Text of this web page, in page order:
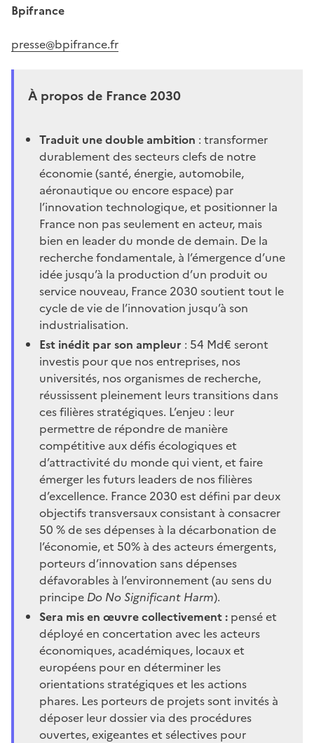
Bpifrance
presse@bpifrance.fr
À propos de France 2030
Traduit une double ambition : transformer
durablement des secteurs clefs de notre
économie (santé, énergie, automobile,
aéronautique ou encore espace) par
l’innovation technologique, et positionner la
France non pas seulement en acteur, mais
bien en leader du monde de demain. De la
recherche fondamentale, à l’émergence d’une
idée jusqu’à la production d’un produit ou
service nouveau, France 2030 soutient tout le
cycle de vie de l’innovation jusqu’à son
industrialisation.
Est inédit par son ampleur : 54 Md€ seront
investis pour que nos entreprises, nos
universités, nos organismes de recherche,
réussissent pleinement leurs transitions dans
ces filières stratégiques. L’enjeu : leur
permettre de répondre de manière
compétitive aux défis écologiques et
d’attractivité du monde qui vient, et faire
émerger les futurs leaders de nos filières
d’excellence. France 2030 est défini par deux
objectifs transversaux consistant à consacrer
50 % de ses dépenses à la décarbonation de
l’économie, et 50% à des acteurs émergents,
porteurs d’innovation sans dépenses
défavorables à l’environnement (au sens du
principe Do No Significant Harm).
Sera mis en œuvre collectivement : pensé et
déployé en concertation avec les acteurs
économiques, académiques, locaux et
européens pour en déterminer les
orientations stratégiques et les actions
phares. Les porteurs de projets sont invités à
déposer leur dossier via des procédures
ouvertes, exigeantes et sélectives pour